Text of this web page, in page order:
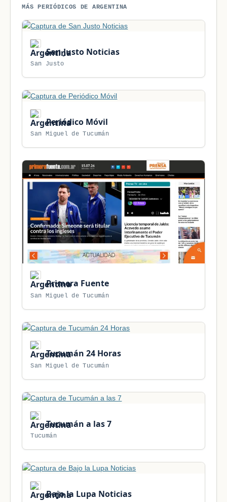
MÁS PERIÓDICOS DE ARGENTINA
San Justo Noticias
San Justo
Periódico Móvil
San Miguel de Tucumán
Primera Fuente
San Miguel de Tucumán
Tucumán 24 Horas
San Miguel de Tucumán
Tucumán a las 7
Tucumán
Bajo la Lupa Noticias